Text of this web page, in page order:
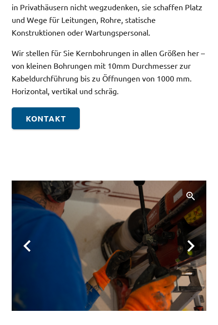
in Privathäusern nicht wegzudenken, sie schaffen Platz
und Wege für Leitungen, Rohre, statische
Konstruktionen oder Wartungspersonal.
Wir stellen für Sie Kernbohrungen in allen Größen her –
von kleinen Bohrungen mit 10mm Durchmesser zur
Kabeldurchführung bis zu Öffnungen von 1000 mm.
Horizontal, vertikal und schräg.
KONTAKT